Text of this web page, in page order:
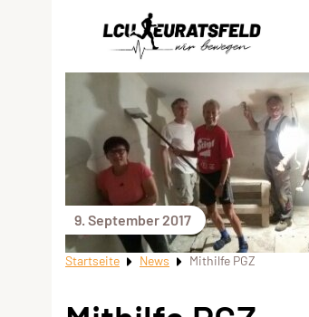
9. September 2017
Startseite News Mithilfe PGZ